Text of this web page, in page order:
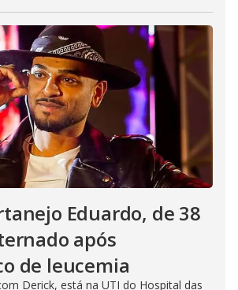
Eduardo, de 38
após
de leucemia
Derick, está na UTI do Hospital das